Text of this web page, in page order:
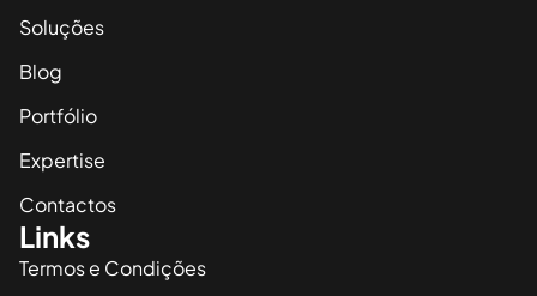
Soluções
Blog
Portfólio
Expertise
Contactos
Links
Termos e Condições